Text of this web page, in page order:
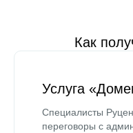
Как
Услуга
Специалисты
переговоры с